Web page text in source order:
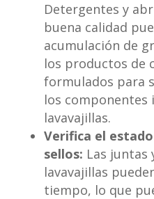
Detergentes y
buena calidad
acumulación de
los productos de
formulados para
los componentes
lavavajillas.
Verifica el
sellos: Las juntas
lavavajillas
tiempo, lo que